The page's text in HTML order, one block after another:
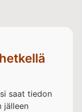
saat tiedon
jälleen